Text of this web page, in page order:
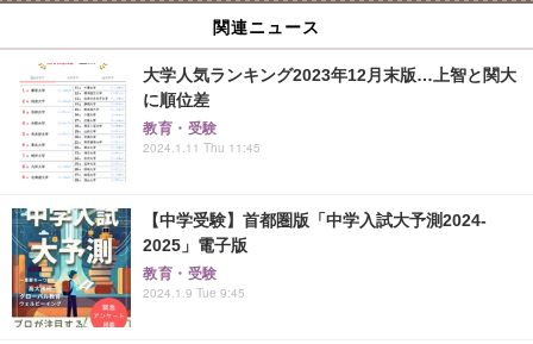
関連ニュース
大学人気ランキング2023年12月末版…上智と関大
に順位差
教育・受験
2024.1.11 Thu 11:45
【中学受験】首都圏版「中学入試大予測2024-
2025」電子版
教育・受験
2024.1.9 Tue 9:45